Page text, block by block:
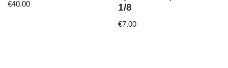
€40.00
1/8
€7.00